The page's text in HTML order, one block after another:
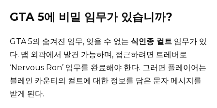
GTA 5에 비밀 임무가 있습니까?
GTA 5의 숨겨진 임무, 잊을 수 없는 식인종 컬트 임무가 있
다. 맵 외곽에서 발견 가능하며, 접근하려면 트레버로
‘Nervous Ron’ 임무를 완료해야 한다. 그러면 플레이어는
블레인 카운티의 컬트에 대한 정보를 담은 문자 메시지를
받게 된다.